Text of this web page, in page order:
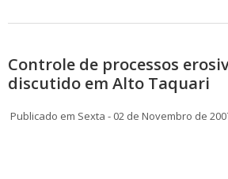
Controle de processos
discutido em Alto Taquari
Publicado em Sexta - 02 de Novembro de